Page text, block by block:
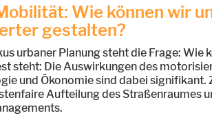
Wie können wir
gestalten?
urbaner Planung steht die Frage: Wie
steht: Die Auswirkungen des
und Ökonomie sind dabei
Aufteilung des Straßenraumes